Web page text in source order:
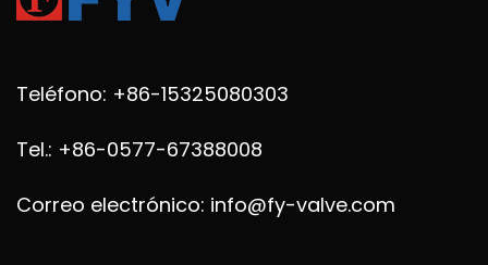
Teléfono: +86-15325080303
Tel.: +86-0577-67388008
Correo electrónico: info@fy-valve.com